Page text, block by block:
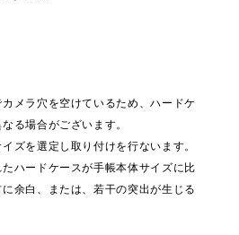
メラ穴を空けているため、ハードケ
る場合がございます。
ズを選定し取り付けを行ないます。
ハードケースが手帳本体サイズに比
余白、または、若干の突出が生じる